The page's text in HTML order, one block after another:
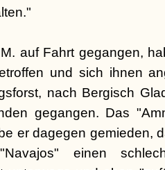
auf Fahrt gegangen,
und sich ihnen
nach Bergisch
gegangen. Das
er dagegen gemieden,
einen